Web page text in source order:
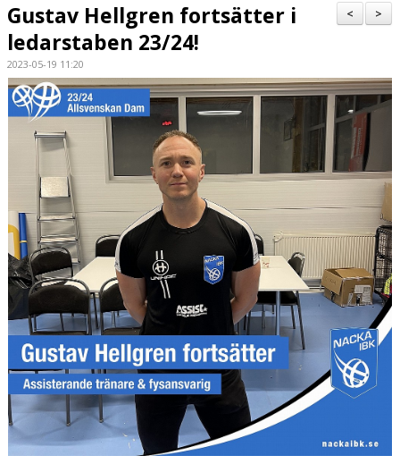
MATCHER
KONTAKT
>
<
Gustav Hellgren fortsätter i
ledarstaben 23/24!
2023-05-19 11:20